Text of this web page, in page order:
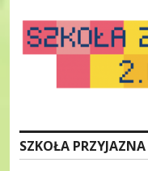
SZKOŁA